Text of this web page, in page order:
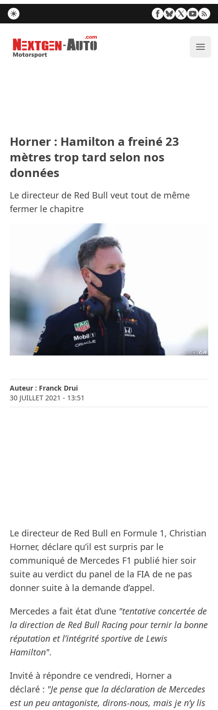
Nextgen-Auto.com
Horner : Hamilton a freiné 23
mètres trop tard selon nos
données
Le directeur de Red Bull veut tout de même
fermer le chapitre
Auteur : Franck Drui
30 JUILLET 2021 - 13:51
Le directeur de Red Bull en Formule 1, Christian
Horner, déclare qu’il est surpris par le
communiqué de Mercedes F1 publié hier soir
suite au verdict du panel de la FIA de ne pas
donner suite à la demande d’appel.
Mercedes a fait état d’une "tentative concertée de
la direction de Red Bull Racing pour ternir la bonne
réputation et l’intégrité sportive de Lewis
Hamilton".
Invité à répondre ce vendredi, Horner a
déclaré : "Je pense que la déclaration de Mercedes
est un peu antagoniste, dirons-nous, mais je n’y lis